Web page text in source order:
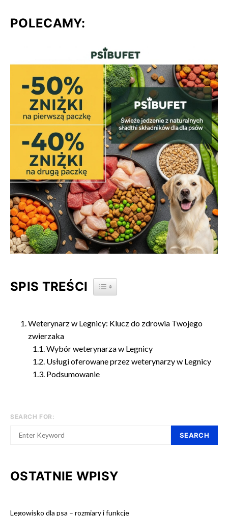
POLECAMY:
SPIS TREŚCI TOGGLE TABLE OF CONTENT
Weterynarz w Legnicy: Klucz do zdrowia Twojego
zwierzaka
Wybór weterynarza w Legnicy
Usługi oferowane przez weterynarzy w Legnicy
Podsumowanie
SEARCH FOR:
SEARCH
OSTATNIE WPISY
Legowisko dla psa – rozmiary i funkcje